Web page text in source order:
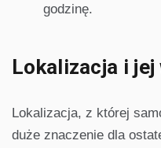
godzinę.
Lokalizacja i jej
Lokalizacja, z której
duże znaczenie dla